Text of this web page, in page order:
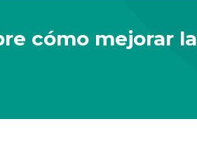
cómo mejorar la